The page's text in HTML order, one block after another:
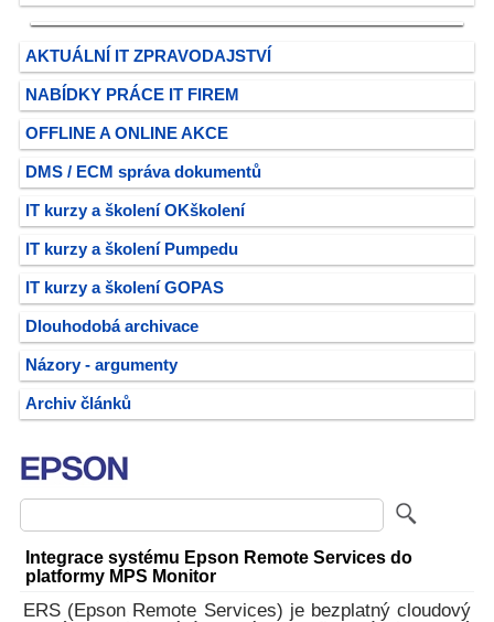
AKTUÁLNÍ IT ZPRAVODAJSTVÍ
NABÍDKY PRÁCE IT FIREM
OFFLINE A ONLINE AKCE
DMS / ECM správa dokumentů
IT kurzy a školení OKškolení
IT kurzy a školení Pumpedu
IT kurzy a školení GOPAS
Dlouhodobá archivace
Názory - argumenty
Archiv článků
Integrace systému Epson Remote Services do
platformy MPS Monitor
ERS (Epson Remote Services) je bezplatný cloudový